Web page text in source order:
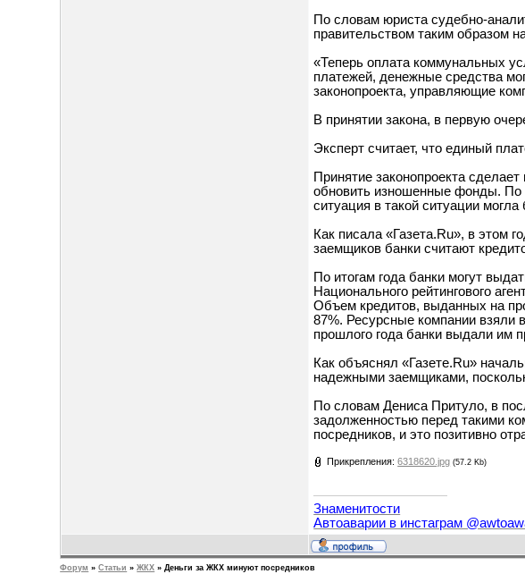
По словам юриста судебно-
правительством таким образом
«Теперь оплата коммунальных
платежей, денежные средства
законопроекта, управляющие
В принятии закона, в первую
Эксперт считает, что единый
Принятие законопроекта
обновить изношенные фонды. По
ситуация в такой ситуации
Как писала «Газета.Ru», в этом
заемщиков банки считают
По итогам года банки могут
Национального рейтингового
Объем кредитов, выданных на
87%. Ресурсные компании взяли
прошлого года банки выдали им
Как объяснял «Газете.Ru»
надежными заемщиками,
По словам Дениса Притуло, в
задолженностью перед такими
посредников, и это позитивно
Прикрепления:6318620.jpg (57.2 Kb)
Знаменитости
Автоаварии в инстаграм
Форум » Статьи » ЖКХ » Деньги за ЖКХ минуют посредников